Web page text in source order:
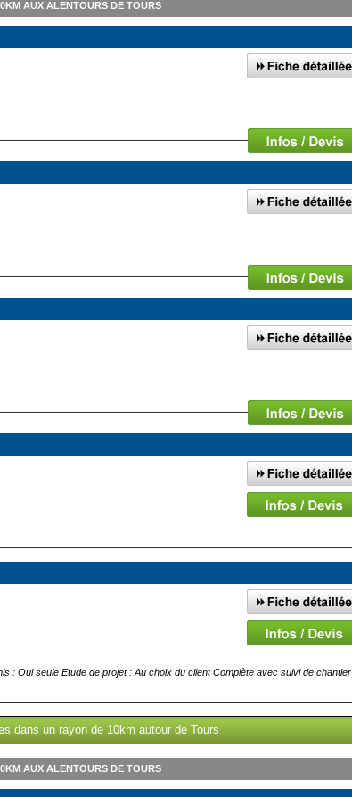
AUX ALENTOURS DE TOURS
: Oui seule Etude de projet : Au choix du client Complète avec suivi de chantier
dans un rayon de 10km autour de Tours
AUX ALENTOURS DE TOURS